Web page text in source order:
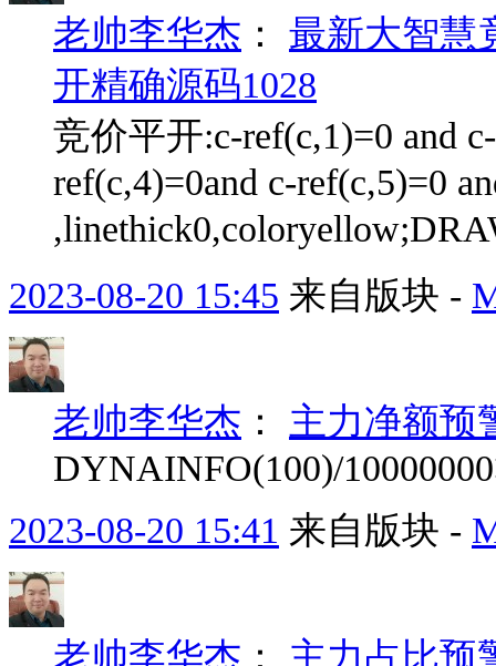
老帅李华杰 ： 最新大智慧
开精确源码1028
竞价平开:c-ref(c,1)=0 and
ref(c,4)=0and c-ref(c,5)=0
2023-08-20 15:45 来自版块 -
老帅李华杰 ： 主力净额预
DYNAINFO(100)/
2023-08-20 15:41 来自版块 -
老帅李华杰 ： 主力占比预